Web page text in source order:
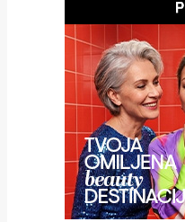
Aktuelnosti
Magazin